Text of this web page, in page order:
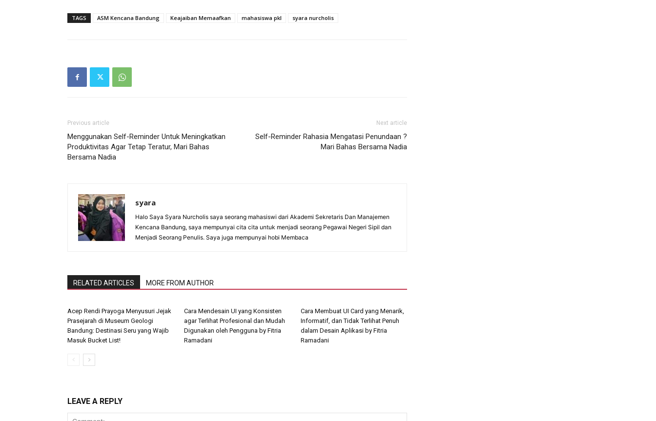
TAGS ASM Kencana Bandung Keajaiban Memaafkan mahasiswa pkl syara nurcholis
Previous article
Menggunakan Self-Reminder Untuk Meningkatkan
Produktivitas Agar Tetap Teratur, Mari Bahas
Bersama Nadia
Next article
Self-Reminder Rahasia Mengatasi Penundaan ?
Mari Bahas Bersama Nadia
syara
Halo Saya Syara Nurcholis saya seorang mahasiswi dari Akademi Sekretaris Dan Manajemen
Kencana Bandung, saya mempunyai cita cita untuk menjadi seorang Pegawai Negeri Sipil dan
Menjadi Seorang Penulis. Saya juga mempunyai hobi Membaca
RELATED ARTICLES MORE FROM AUTHOR
Acep Rendi Prayoga Menyusuri Jejak
Prasejarah di Museum Geologi
Bandung: Destinasi Seru yang Wajib
Masuk Bucket List!
Cara Mendesain UI yang Konsisten
agar Terlihat Profesional dan Mudah
Digunakan oleh Pengguna by Fitria
Ramadani
Cara Membuat UI Card yang Menarik,
Informatif, dan Tidak Terlihat Penuh
dalam Desain Aplikasi by Fitria
Ramadani
LEAVE A REPLY